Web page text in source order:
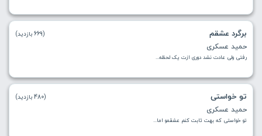
برگرد عشقم
حمید عسکری
رفتی ولی عادت نشد‌ دوری ازت یک لحظه...
(669 بازدید)
تو خواستی
حمید عسکری
تو خواستی که بهت ثابت کنم عشقمو اما...
(480 بازدید)